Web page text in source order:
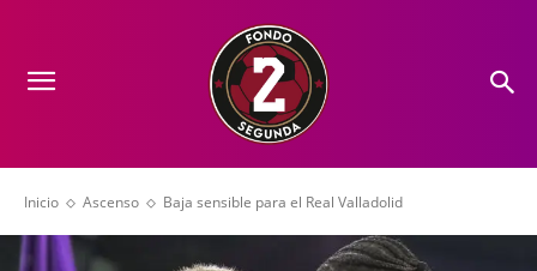
Inicio Ascenso Baja sensible para el Real Valladolid